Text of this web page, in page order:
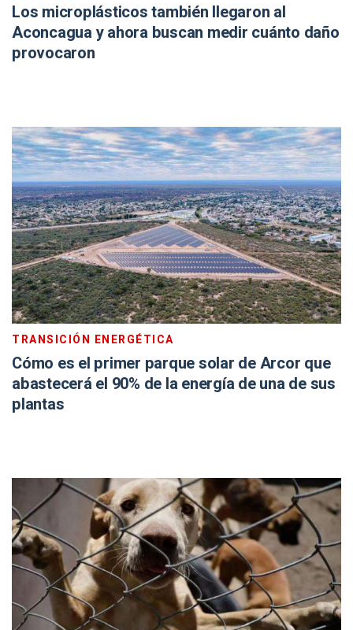
Los microplásticos también llegaron al
Aconcagua y ahora buscan medir cuánto daño
provocaron
TRANSICIÓN ENERGÉTICA
Cómo es el primer parque solar de Arcor que
abastecerá el 90% de la energía de una de sus
plantas